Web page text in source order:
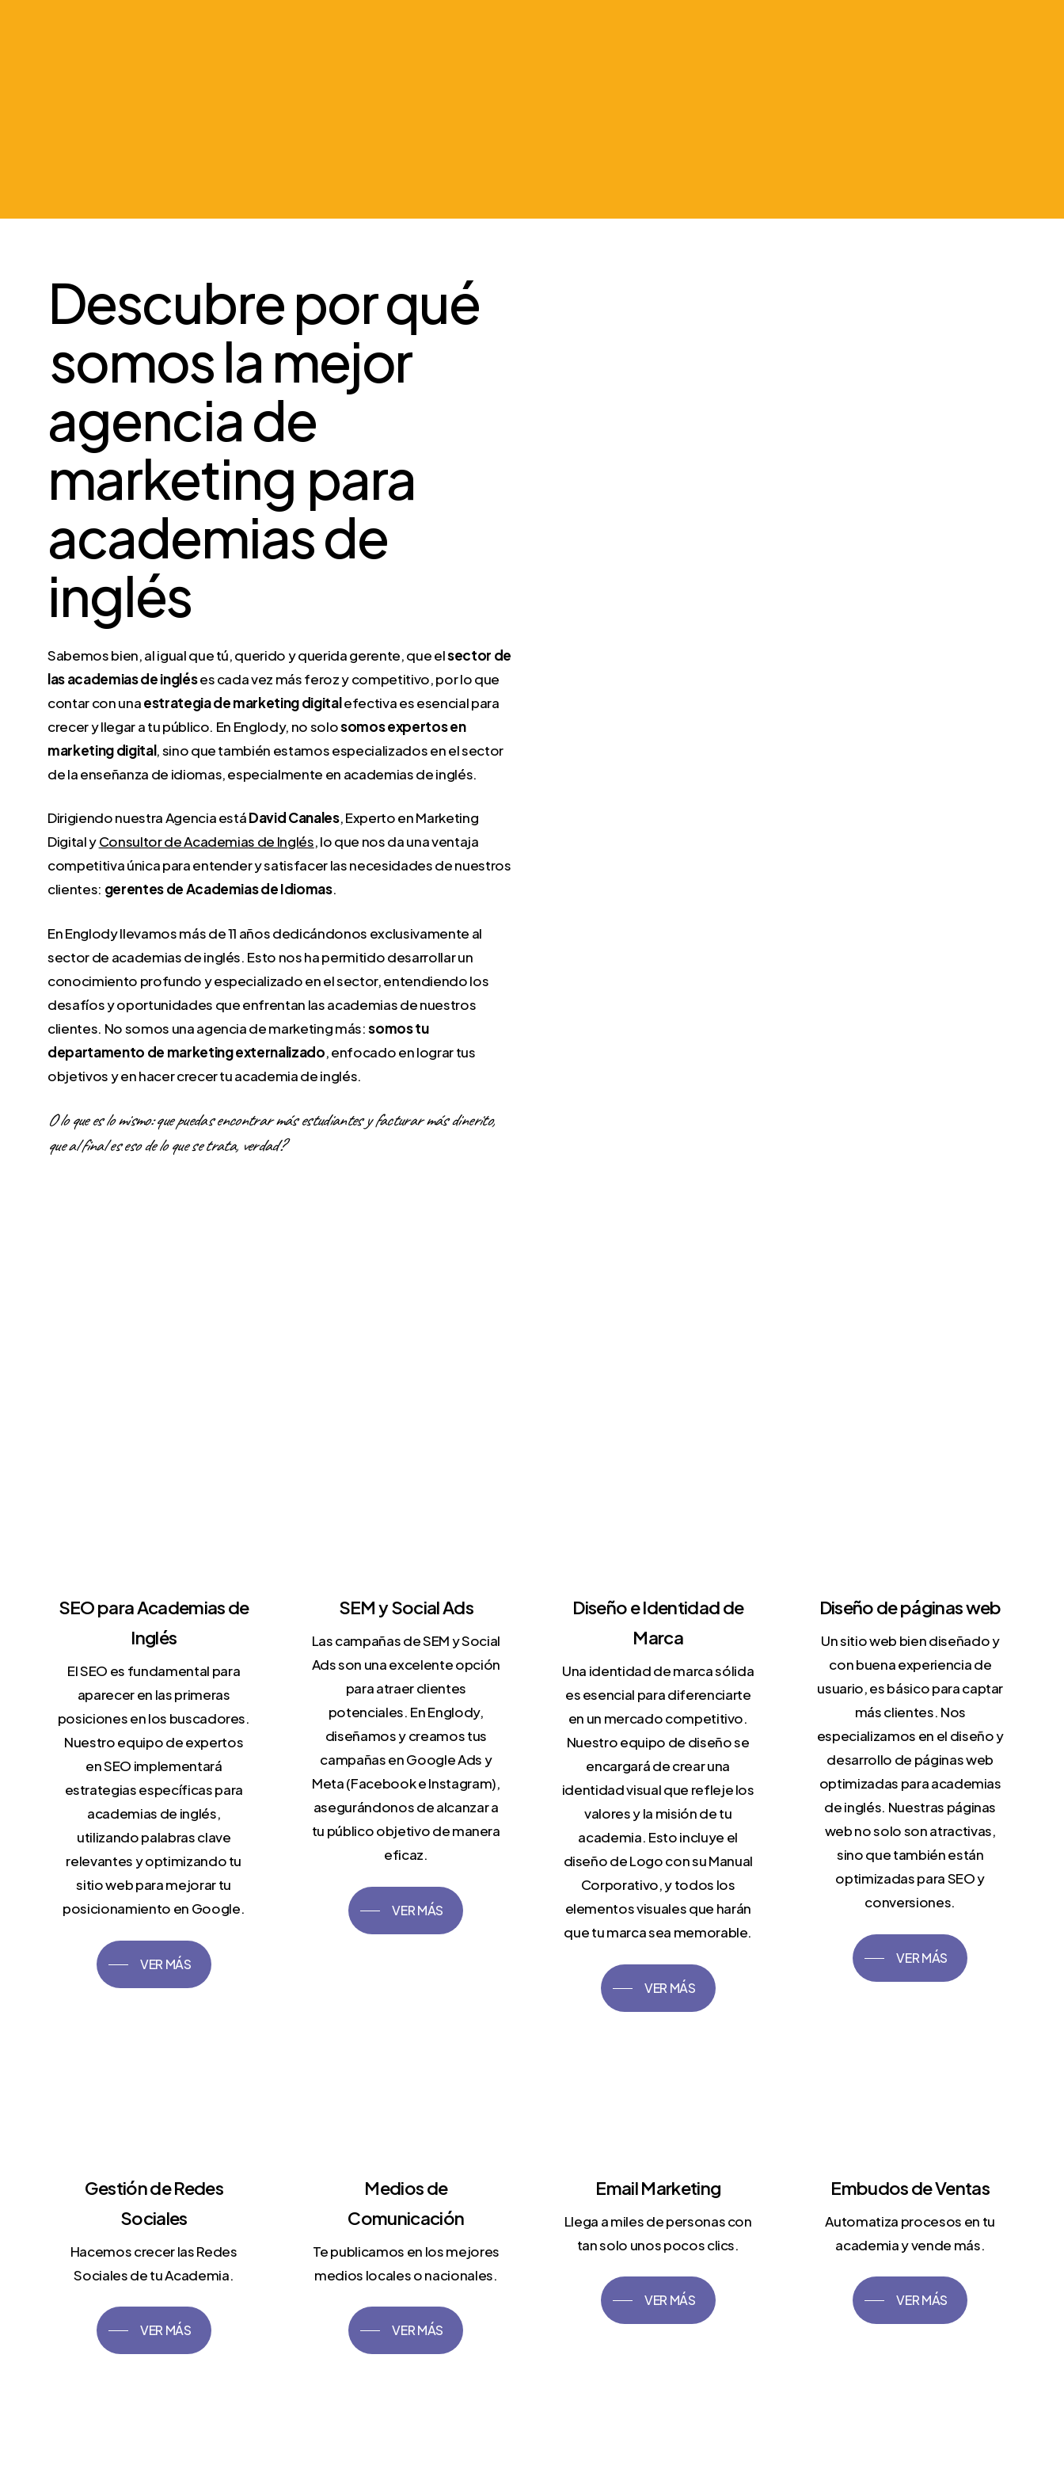
Descubre por qué
somos la mejor
agencia de
marketing para
academias de
inglés
Sabemos bien, al igual que tú, querido y querida gerente, que elsector de
las academias de ingléses cada vez más feroz y competitivo, por lo que
contar con unaestrategia de marketing digitalefectiva es esencial para
crecer y llegar a tu público. En Englody, no solosomos expertos en
marketing digital, sino que también estamos especializados en el sector
de la enseñanza de idiomas, especialmente en academias de inglés.
Dirigiendo nuestra Agencia estáDavid Canales, Experto en Marketing
Digital yConsultor de Academias de Inglés, lo que nos da una ventaja
competitiva única para entender y satisfacer las necesidades de nuestros
clientes: gerentes de Academias de Idiomas.
En Englody llevamos más de 11 años dedicándonos exclusivamente al
sector de academias de inglés. Esto nos ha permitido desarrollar un
conocimiento profundo y especializado en el sector, entendiendo los
desafíos y oportunidades que enfrentan las academias de nuestros
clientes. No somos una agencia de marketing más:somos tu
departamento de marketing externalizado, enfocado en lograr tus
objetivos y en hacer crecer tu academia de inglés.
O lo que es lo mismo: que puedas encontrar más estudiantes y facturar más dinerito,
que al final es eso de lo que se trata, verdad?
SEO para Academias de
Inglés
El SEO es fundamental para
aparecer en las primeras
posiciones en los buscadores.
Nuestro equipo de expertos
en SEO implementará
estrategias específicas para
academias de inglés,
utilizando palabras clave
relevantes y optimizando tu
sitio web para mejorar tu
posicionamiento en Google.
VER MÁS
SEM y Social Ads
Las campañas de SEM y Social
Ads son una excelente opción
para atraer clientes
potenciales. En Englody,
diseñamos y creamos tus
campañas en Google Ads y
Meta (Facebook e Instagram),
asegurándonos de alcanzar a
tu público objetivo de manera
eficaz.
VER MÁS
Diseño e Identidad de
Marca
Una identidad de marca sólida
es esencial para diferenciarte
en un mercado competitivo.
Nuestro equipo de diseño se
encargará de crear una
identidad visual que refleje los
valores y la misión de tu
academia. Esto incluye el
diseño de Logo con su Manual
Corporativo, y todos los
elementos visuales que harán
que tu marca sea memorable.
VER MÁS
Diseño de páginas web
Un sitio web bien diseñado y
con buena experiencia de
usuario, es básico para captar
más clientes. Nos
especializamos en el diseño y
desarrollo de páginas web
optimizadas para academias
de inglés. Nuestras páginas
web no solo son atractivas,
sino que también están
optimizadas para SEO y
conversiones.
VER MÁS
Gestión de Redes
Sociales
Hacemos crecer las Redes
Sociales de tu Academia.
VER MÁS
Medios de
Comunicación
Te publicamos en los mejores
medios locales o nacionales.
VER MÁS
Email Marketing
Llega a miles de personas con
tan solo unos pocos clics.
VER MÁS
Embudos de Ventas
Automatiza procesos en tu
academia y vende más.
VER MÁS